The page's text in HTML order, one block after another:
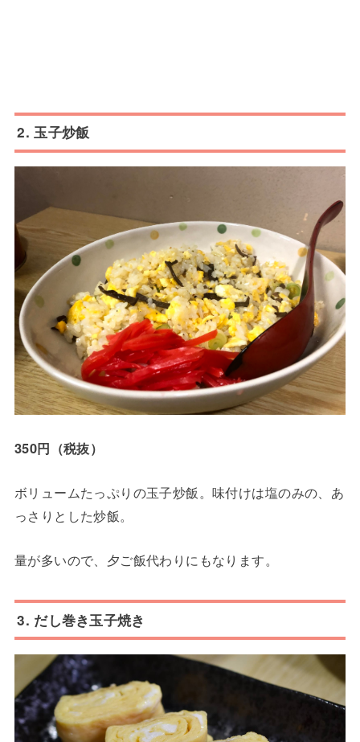
2. 玉子炒飯
350円（税抜）
ボリュームたっぷりの玉子炒飯。味付けは塩のみの、あ
っさりとした炒飯。
量が多いので、夕ご飯代わりにもなります。
3. だし巻き玉子焼き